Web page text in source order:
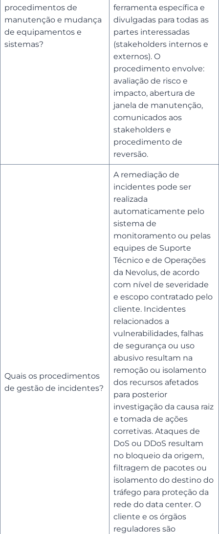
procedimentos de
manutenção e mudança
de equipamentos e
sistemas?
ferramenta específica e
divulgadas para todas as
partes interessadas
(stakeholders internos e
externos). O
procedimento envolve:
avaliação de risco e
impacto, abertura de
janela de manutenção,
comunicados aos
stakeholders e
procedimento de
reversão.
Quais os procedimentos
de gestão de incidentes?
A remediação de
incidentes pode ser
realizada
automaticamente pelo
sistema de
monitoramento ou pelas
equipes de Suporte
Técnico e de Operações
da Nevolus, de acordo
com nível de severidade
e escopo contratado pelo
cliente. Incidentes
relacionados a
vulnerabilidades, falhas
de segurança ou uso
abusivo resultam na
remoção ou isolamento
dos recursos afetados
para posterior
investigação da causa raiz
e tomada de ações
corretivas. Ataques de
DoS ou DDoS resultam
no bloqueio da origem,
filtragem de pacotes ou
isolamento do destino do
tráfego para proteção da
rede do data center. O
cliente e os órgãos
reguladores são